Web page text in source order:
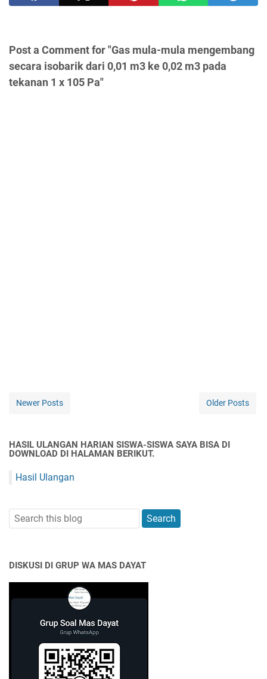
Post a Comment for "Gas mula-mula mengembang
secara isobarik dari 0,01 m3 ke 0,02 m3 pada
tekanan 1 x 105 Pa"
Newer Posts Older Posts
HASIL ULANGAN HARIAN SISWA-SISWA SAYA BISA DI
DOWNLOAD DI HALAMAN BERIKUT.
Hasil Ulangan
DISKUSI DI GRUP WA MAS DAYAT